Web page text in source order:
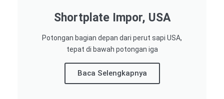
Shortplate Impor, USA
Potongan bagian depan dari perut sapi USA,
tepat di bawah potongan iga
Baca Selengkapnya